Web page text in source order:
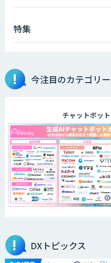
特集
今注目のカテゴリー
チャットボット
DXトピックス